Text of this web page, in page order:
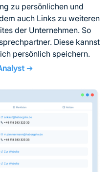
zu persönlichen und
auch Links zu weiteren
der Unternehmen. So
Diese kannst
persönlich speichern.
➔